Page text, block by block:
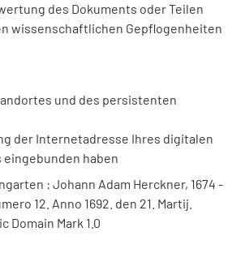
des Dokuments oder Teilen
wissenschaftlichen Gepflogenheiten
und des persistenten
der Internetadresse Ihres digitalen
eingebunden haben
: Johann Adam Herckner, 1674 -
12. Anno 1692. den 21. Martij.
Domain Mark 1.0